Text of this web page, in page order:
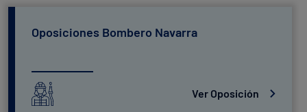
Oposiciones Bombero Navarra
Ver Oposición